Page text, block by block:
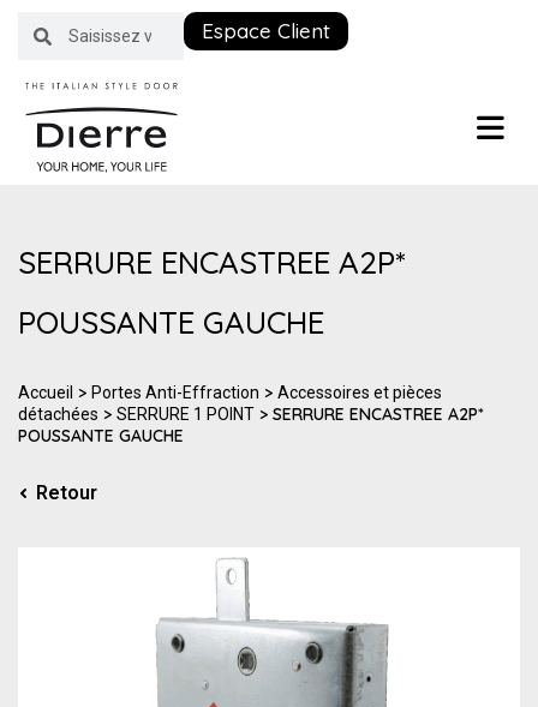
Espace Client
SERRURE ENCASTREE A2P*
POUSSANTE GAUCHE
Accueil > Portes Anti-Effraction > Accessoires et pièces
détachées > SERRURE 1 POINT > SERRURE ENCASTREE A2P*
POUSSANTE GAUCHE
Retour